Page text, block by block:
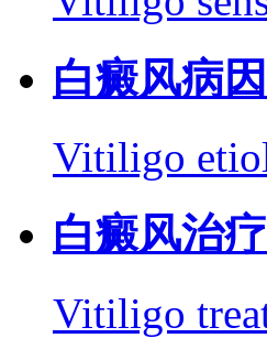
白癜风病因
Vitiligo
白癜风治疗
Vitiligo